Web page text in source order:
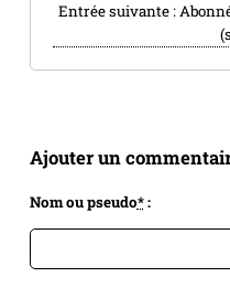
Entrée suivante :
Ajouter un
Nom ou pseudo*: